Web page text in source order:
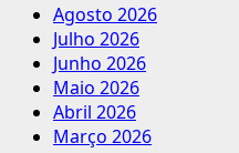
Agosto 2026
Julho 2026
Junho 2026
Maio 2026
Abril 2026
Março 2026